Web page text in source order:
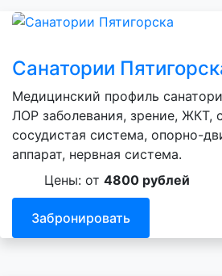
Санатории
Медицинский профиль
ЛОР заболевания, зрение, ЖКТ,
сосудистая система, опорно-
аппарат, нервная система.
Цены: от 4800 рублей
Забронировать